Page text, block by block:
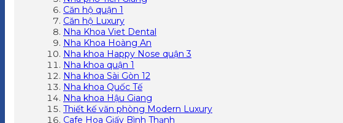
Căn hộ quận 1
Căn hộ Luxury
Nha Khoa Viet Dental
Nha Khoa Hoàng An
Nha khoa Happy Nose quận 3
Nha khoa quận 1
Nha khoa Sài Gòn 12
Nha khoa Quốc Tế
Nha khoa Hậu Giang
Thiết kế văn phòng Modern Luxury
Cafe Hoa Giấy Bình Thạnh